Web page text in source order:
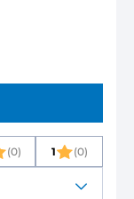
(0) 1 (0)